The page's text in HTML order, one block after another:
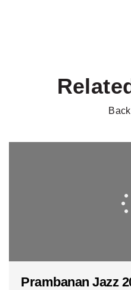
Prambanan Jazz